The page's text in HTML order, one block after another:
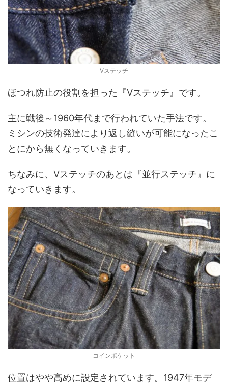
Vステッチ
ほつれ防止の役割を担った『Vステッチ』です。
主に戦後～1960年代まで行われていた手法です。
ミシンの技術発達により返し縫いが可能になったこ
とにから無くなっていきます。
ちなみに、Vステッチのあとは『並行ステッチ』に
なっていきます。
コインポケット
位置はやや高めに設定されています。1947年モデ